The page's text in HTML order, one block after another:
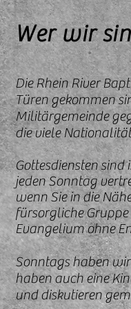
Wer wir
Die Rhein River
Türen gekommen
Militärgemeinde
die viele
Gottesdiensten sind
jeden Sonntag
wenn Sie in die
fürsorgliche Gruppe
Evangelium ohne
Sonntags haben wir
haben auch eine
und diskutieren